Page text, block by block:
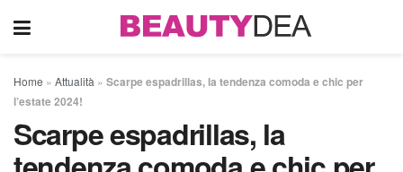
Home » Attualità » Scarpe espadrillas, la tendenza comoda e chic per
l’estate 2024!
Scarpe espadrillas, la